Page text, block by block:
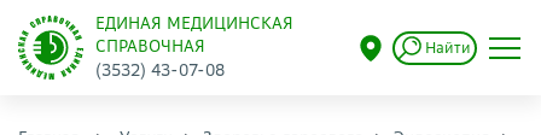
ЕДИНАЯ МЕДИЦИНСКАЯ
СПРАВОЧНАЯ
(3532) 43-07-08
Найти